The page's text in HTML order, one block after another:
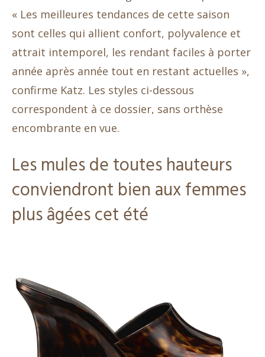
« Les meilleures tendances de cette saison
sont celles qui allient confort, polyvalence et
attrait intemporel, les rendant faciles à porter
année après année tout en restant actuelles »,
confirme Katz. Les styles ci-dessous
correspondent à ce dossier, sans orthèse
encombrante en vue.
Les mules de toutes hauteurs
conviendront bien aux femmes
plus âgées cet été